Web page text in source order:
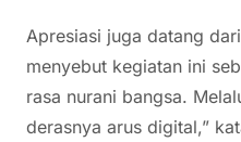
Apresiasi juga datang
menyebut kegiatan ini
rasa nurani bangsa.
derasnya arus digital,”